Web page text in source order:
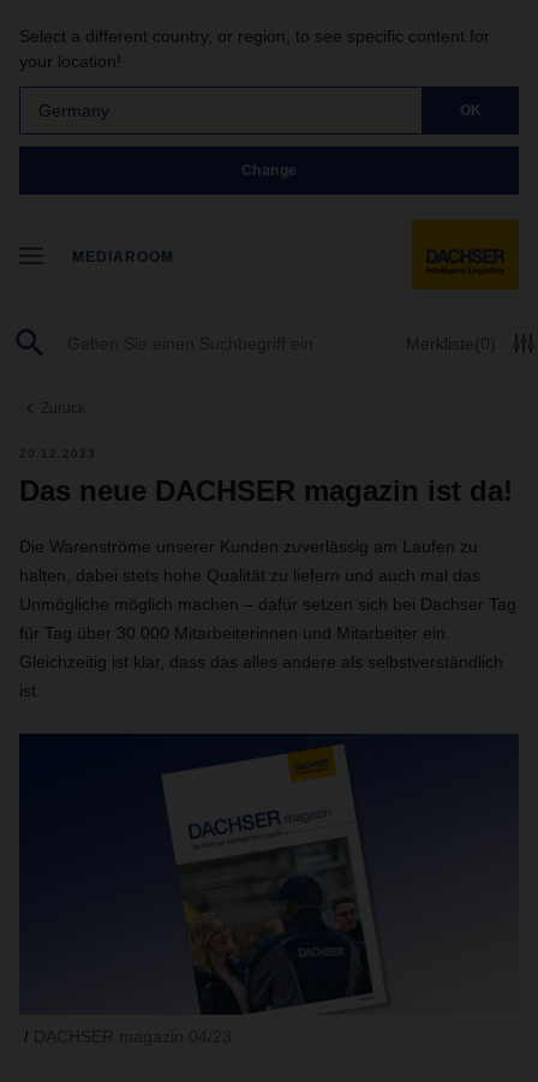
Select a different country, or region, to see specific content for
your location!
Germany OK
Change
MEDIAROOM
Merkliste(0)
Zurück
20.12.2023
Das neue DACHSER magazin ist da!
Die Warenströme unserer Kunden zuverlässig am Laufen zu
halten, dabei stets hohe Qualität zu liefern und auch mal das
Unmögliche möglich machen – dafür setzen sich bei Dachser Tag
für Tag über 30.000 Mitarbeiterinnen und Mitarbeiter ein.
Gleichzeitig ist klar, dass das alles andere als selbstverständlich
ist.